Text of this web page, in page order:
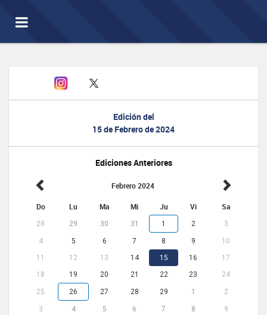
Toggle
navigation
Edición del
15 de Febrero de 2024
Ediciones Anteriores
Febrero 2024
Do Lu Ma Mi Ju Vi Sa
28 29 30 31 1 2 3
4 5 6 7 8 9
10
11
12 13 14 15 16
17
18
19 20 21 22 23 24
25 26 27 28 29 1 2
3 4 5 6 7 8 9